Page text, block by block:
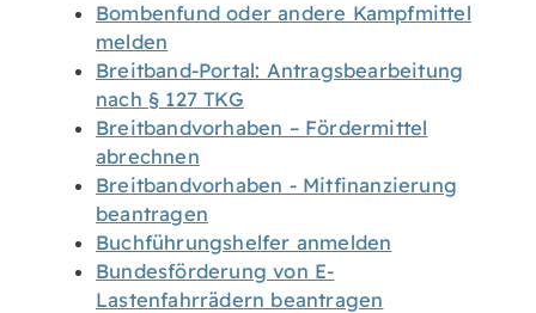
Bombenfund oder andere Kampfmittel
melden
Breitband-Portal: Antragsbearbeitung
nach § 127 TKG
Breitbandvorhaben – Fördermittel
abrechnen
Breitbandvorhaben - Mitfinanzierung
beantragen
Buchführungshelfer anmelden
Bundesförderung von E-
Lastenfahrrädern beantragen